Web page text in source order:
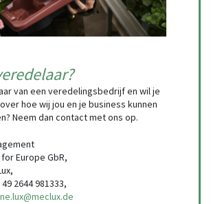
van een veredelingsbedrijf en wil je
hoe wij jou en je business kunnen
Neem dan contact met ons op.
Europe GbR,
2644 981333,